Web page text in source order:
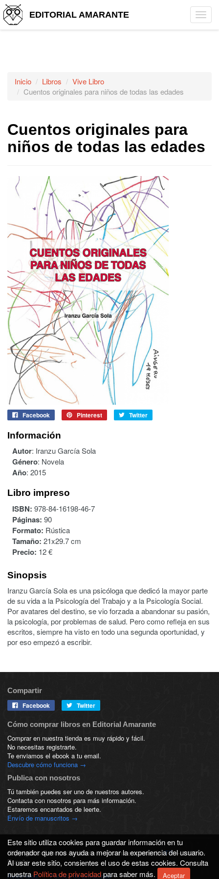
EDITORIAL AMARANTE
Inicio Libros
Vive Libro
Cuentos originales para niños de todas las edades
Cuentos originales para
niños de todas las edades
Facebook Pinterest Twitter
Información
Autor: Iranzu García Sola
Género: Novela
Año: 2015
Libro impreso
ISBN: 978-84-16198-46-7
Páginas: 90
Formato: Rústica
Tamaño: 21x29.7 cm
Precio: 12 €
Sinopsis
Iranzu García Sola es una psicóloga que dedicó la mayor parte
de su vida a la Psicología del Trabajo y a la Psicología Social.
Por avatares del destino, se vio forzada a abandonar su pasión,
la psicología, por problemas de salud. Pero como refleja en sus
escritos, siempre ha visto en todo una segunda oportunidad, y
por eso empezó a escribir.
Compartir
Facebook Twitter
Cómo comprar libros en Editorial Amarante
Comprar en nuestra tienda es muy rápido y fácil.
No necesitas registrarte.
Te enviamos el ebook a tu email.
Descubre cómo funciona →
Publica con nosotros
Tú también puedes ser uno de nuestros autores.
Contacta con nosotros para más información.
Estaremos encantados de leerte.
Envío de manuscritos →
Copyright © Editorial Amarante — Es una empresa deITP— 2026 —
España
Aviso legal | Política de privacidad
Este sitio utiliza cookies para guardar información en tu
ordenador que nos ayuda a mejorar la experiencia del usuario.
Al usar este sitio, consientes el uso de estas cookies. Consulta
nuestraPolítica de privacidadpara saber más. Aceptar